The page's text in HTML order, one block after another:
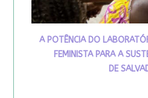
A POTÊNCIA DO
FEMINISTA PARA A
DE